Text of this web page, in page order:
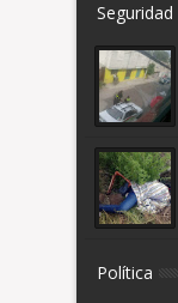
Seguridad
Política